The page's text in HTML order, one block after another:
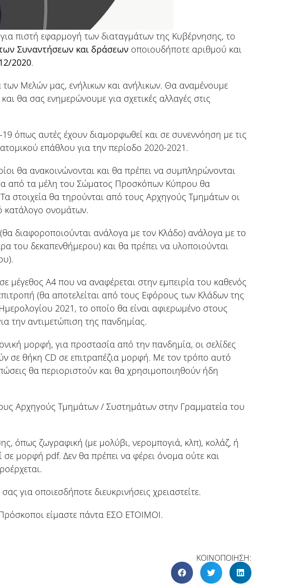
πιστή εφαρμογή των διαταγμάτων της Κυβέρνησης, το
Συναντήσεων και δράσεων οποιουδήποτε αριθμού και
2020.
Μελών μας, ενήλικων και ανήλικων. Θα αναμένουμε
θα σας ενημερώνουμε για σχετικές αλλαγές στις
όπως αυτές έχουν διαμορφωθεί και σε συνεννόηση με τις
επάθλου για την περίοδο 2020-2021.
θα ανακοινώνονται και θα πρέπει να συμπληρώνονται
από τα μέλη του Σώματος Προσκόπων Κύπρου θα
στοιχεία θα τηρούνται από τους Αρχηγούς Τμημάτων οι
κατάλογο ονομάτων.
διαφοροποιούνται ανάλογα με τον Κλάδο) ανάλογα με το
του δεκαπενθήμερου) και θα πρέπει να υλοποιούνται
μέγεθος Α4 που να αναφέρεται στην εμπειρία του καθενός
(θα αποτελείται από τους Εφόρους των Κλάδων της
2021, το οποίο θα είναι αφιερωμένο στους
την αντιμετώπιση της πανδημίας.
μορφή, για προστασία από την πανδημία, οι σελίδες
σε θήκη CD σε επιτραπέζια μορφή. Με τον τρόπο αυτό
θα περιοριστούν και θα χρησιμοποιηθούν ήδη
Αρχηγούς Τμημάτων / Συστημάτων στην Γραμματεία του
όπως ζωγραφική (με μολύβι, νερομπογιά, κλπ), κολάζ, ή
σε μορφή pdf. Δεν θα πρέπει να φέρει όνομα ούτε και
για οποιεσδήποτε διευκρινήσεις χρειαστείτε.
είμαστε πάντα ΕΣΟ ΕΤΟΙΜΟΙ.
ΚΟΙΝΟΠΟΙΗΣΗ: